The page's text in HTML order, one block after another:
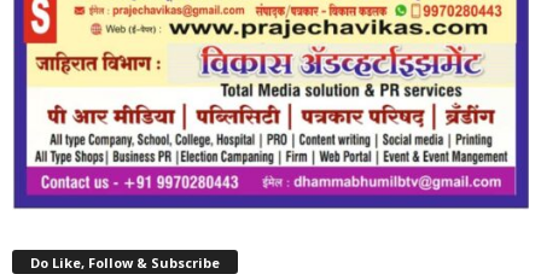
Do Like, Follow & Subscribe